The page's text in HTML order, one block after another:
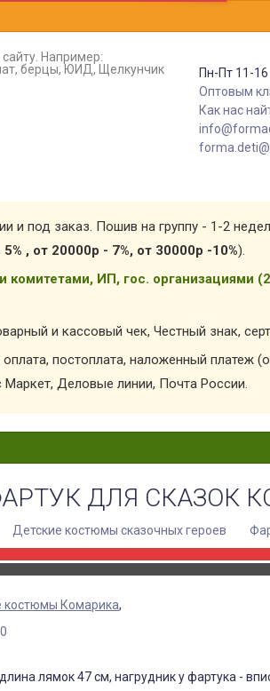
Например:
берцы, ЮИД, Щелкунчик
Пн-Пт 11-16
Оптовым
Как нас
и под заказ. Пошив на группу - 1-2
, от 20000р - 7%, от 30000р -10%).
ИП, гос. организациями
и кассовый чек, Честный знак,
постоплата, наложенный платеж
Деловые линии, Почта России.
ДЛЯ СКАЗОК
Детские костюмы сказочных героев
костюмы Комарика,
лямок 47 см, нагрудник у фартука -